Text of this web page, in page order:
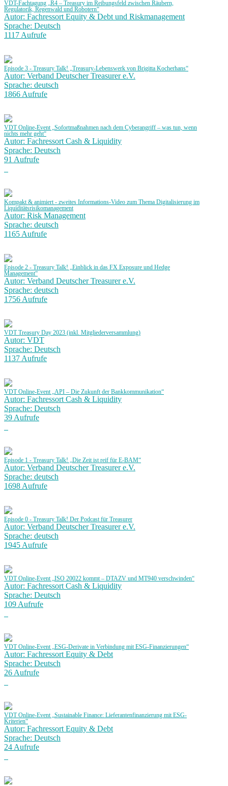
VDT-Fachtagung „R4 – Treasury im Reibungsfeld zwischen Räubern,
Regulatorik, Regenwald und Robotern“
Autor: Fachressort Equity & Debt und Riskmanagement
Sprache: Deutsch
1117 Aufrufe
Episode 3 - Treasury Talk! „Treasury-Lebenswerk von Brigitta Kocherhans“
Autor: Verband Deutscher Treasurer e.V.
Sprache: deutsch
1866 Aufrufe
VDT Online-Event „Sofortmaßnahmen nach dem Cyberangriff – was tun, wenn
nichts mehr geht“
Autor: Fachressort Cash & Liquidity
Sprache: Deutsch
91 Aufrufe
Kompakt & animiert - zweites Informations-Video zum Thema Digitalisierung im
Liquiditätsrisikomanagement
Autor: Risk Management
Sprache: deutsch
1165 Aufrufe
Episode 2 - Treasury Talk! „Einblick in das FX Exposure und Hedge
Management“
Autor: Verband Deutscher Treasurer e.V.
Sprache: deutsch
1756 Aufrufe
VDT Treasury Day 2023 (inkl. Mitgliederversammlung)
Autor: VDT
Sprache: Deutsch
1137 Aufrufe
VDT Online-Event „API – Die Zukunft der Bankkommunikation“
Autor: Fachressort Cash & Liquidity
Sprache: Deutsch
39 Aufrufe
Episode 1 - Treasury Talk! „Die Zeit ist reif für E-BAM“
Autor: Verband Deutscher Treasurer e.V.
Sprache: deutsch
1698 Aufrufe
Episode 0 - Treasury Talk! Der Podcast für Treasurer
Autor: Verband Deutscher Treasurer e.V.
Sprache: deutsch
1945 Aufrufe
VDT Online-Event „ISO 20022 kommt – DTAZV und MT940 verschwinden“
Autor: Fachressort Cash & Liquidity
Sprache: Deutsch
109 Aufrufe
VDT Online-Event „ESG-Derivate in Verbindung mit ESG-Finanzierungen“
Autor: Fachressort Equity & Debt
Sprache: Deutsch
26 Aufrufe
VDT Online-Event „Sustainable Finance: Lieferantenfinanzierung mit ESG-
Kriterien“
Autor: Fachressort Equity & Debt
Sprache: Deutsch
24 Aufrufe